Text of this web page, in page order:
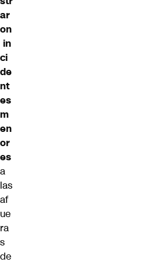
ar
on
in
ci
de
nt
es
m
en
or
es
a
las
af
ue
ra
s
de